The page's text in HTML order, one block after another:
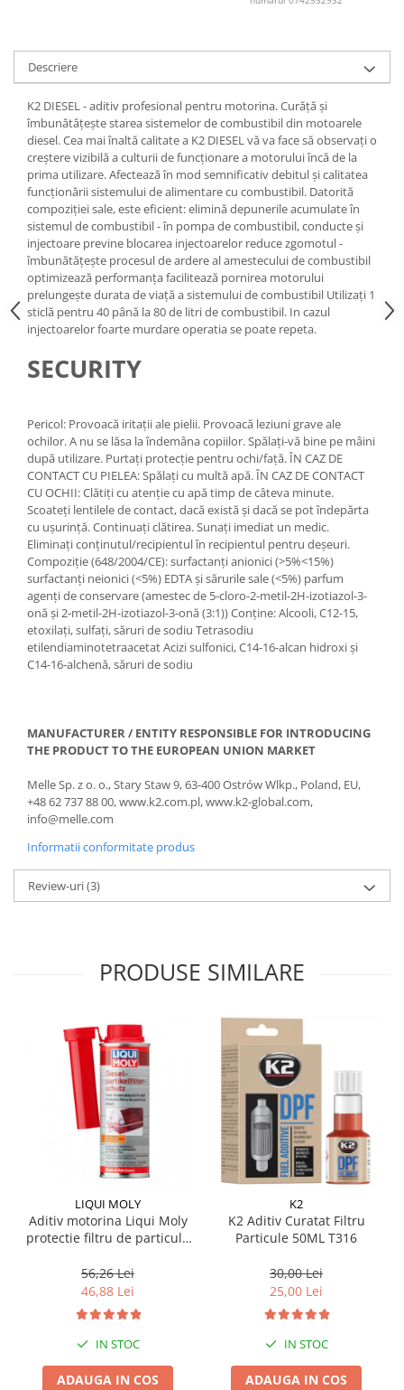
Filtre moto
Filtru combustibil
Buson golire ulei
Filtru ulei moto
Filtru aer moto
Intretinere si curatare filtre moto
Intretinere moto
Intretinere echipament moto
Curatare moto
Covor moto
Accesorii moto
Antifurt
Huse moto
Suporti si placi prindere
Descriere
K2 DIESEL - aditiv profesional pentru motorina. Curăță și
îmbunătățește starea sistemelor de combustibil din motoarele
diesel. Cea mai înaltă calitate a K2 DIESEL vă va face să observați o
creștere vizibilă a culturii de funcționare a motorului încă de la
prima utilizare. Afectează în mod semnificativ debitul și calitatea
funcționării sistemului de alimentare cu combustibil. Datorită
compoziției sale, este eficient: elimină depunerile acumulate în
sistemul de combustibil - în pompa de combustibil, conducte și
injectoare previne blocarea injectoarelor reduce zgomotul -
îmbunătățește procesul de ardere al amestecului de combustibil
optimizează performanța facilitează pornirea motorului
prelungește durata de viață a sistemului de combustibil Utilizați 1
sticlă pentru 40 până la 80 de litri de combustibil. In cazul
injectoarelor foarte murdare operatia se poate repeta.
SECURITY
Pericol: Provoacă iritații ale pielii. Provoacă leziuni grave ale
ochilor. A nu se lăsa la îndemâna copiilor. Spălați-vă bine pe mâini
după utilizare. Purtați protecție pentru ochi/față. ÎN CAZ DE
CONTACT CU PIELEA: Spălați cu multă apă. ÎN CAZ DE CONTACT
CU OCHII: Clătiți cu atenție cu apă timp de câteva minute.
Scoateți lentilele de contact, dacă există și dacă se pot îndepărta
cu ușurință. Continuați clătirea. Sunați imediat un medic.
Eliminați conținutul/recipientul în recipientul pentru deșeuri.
Compoziție (648/2004/CE): surfactanți anionici (>5%<15%)
surfactanți neionici (<5%) EDTA și sărurile sale (<5%) parfum
agenți de conservare (amestec de 5-cloro-2-metil-2H-izotiazol-3-
onă și 2-metil-2H-izotiazol-3-onă (3:1)) Conține: Alcooli, C12-15,
etoxilați, sulfați, săruri de sodiu Tetrasodiu
etilendiaminotetraacetat Acizi sulfonici, C14-16-alcan hidroxi și
C14-16-alchenă, săruri de sodiu
MANUFACTURER / ENTITY RESPONSIBLE FOR INTRODUCING
THE PRODUCT TO THE EUROPEAN UNION MARKET
Melle Sp. z o. o., Stary Staw 9, 63-400 Ostrów Wlkp., Poland, EU,
+48 62 737 88 00, www.k2.com.pl, www.k2-global.com,
info@melle.com
Informatii conformitate produs
Review-uri(3)
PRODUSE SIMILARE
LIQUI MOLY
Aditiv motorina Liqui Moly
protectie filtru de particule
56,26 Lei
46,88 Lei
IN STOC
ADAUGA IN COS
K2
K2 Aditiv Curatat Filtru
Particule 50ML T316
30,00 Lei
25,00 Lei
IN STOC
ADAUGA IN COS